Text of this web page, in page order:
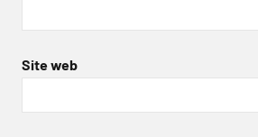
Site web